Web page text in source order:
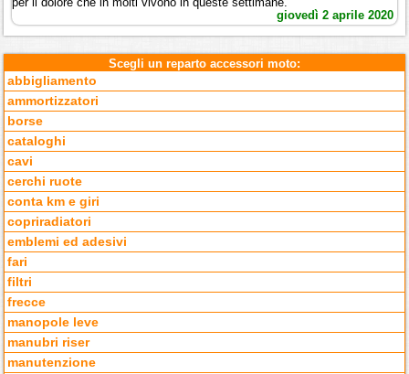
giovedì 2 aprile 2020
Scegli un reparto accessori moto:
abbigliamento
ammortizzatori
borse
cataloghi
cavi
cerchi ruote
conta km e giri
copriradiatori
emblemi ed adesivi
fari
filtri
frecce
manopole leve
manubri riser
manutenzione